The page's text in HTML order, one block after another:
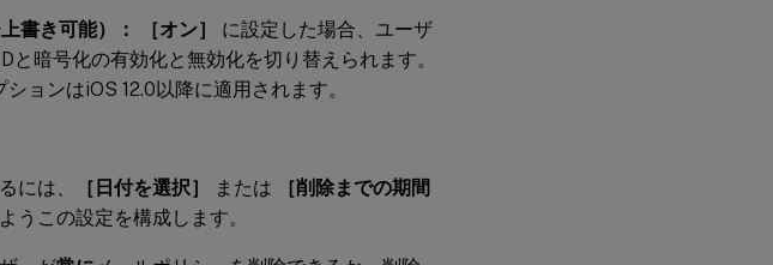
書き可能）： ［オン］
に設定した場合、ユーザ
暗号化の有効化と無効化を切り替えられます。
ョンはiOS 12.0以降に適用されます。
には、 ［日付を選択］ または
［削除までの期間
うこの設定を構成します。